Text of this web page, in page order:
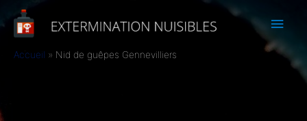
Accueil Nid de guêpes Gennevilliers